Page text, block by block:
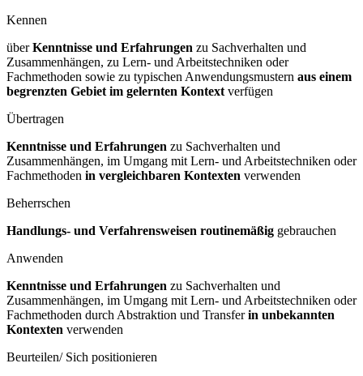
Kennen
überKenntnisse und Erfahrungen zu Sachverhalten und
Zusammenhängen, zu Lern- und Arbeitstechniken oder
Fachmethoden sowie zu typischen Anwendungsmustern aus einem
begrenzten Gebiet im gelernten Kontext verfügen
Übertragen
Kenntnisse und Erfahrungen zu Sachverhalten und
Zusammenhängen, im Umgang mit Lern- und Arbeitstechniken oder
Fachmethoden in vergleichbaren Kontexten verwenden
Beherrschen
Handlungs- und Verfahrensweisen routinemäßig gebrauchen
Anwenden
Kenntnisse und Erfahrungen zu Sachverhalten und
Zusammenhängen, im Umgang mit Lern- und Arbeitstechniken oder
Fachmethoden durch Abstraktion und Transferin unbekannten
Kontexten verwenden
Beurteilen/ Sich positionieren